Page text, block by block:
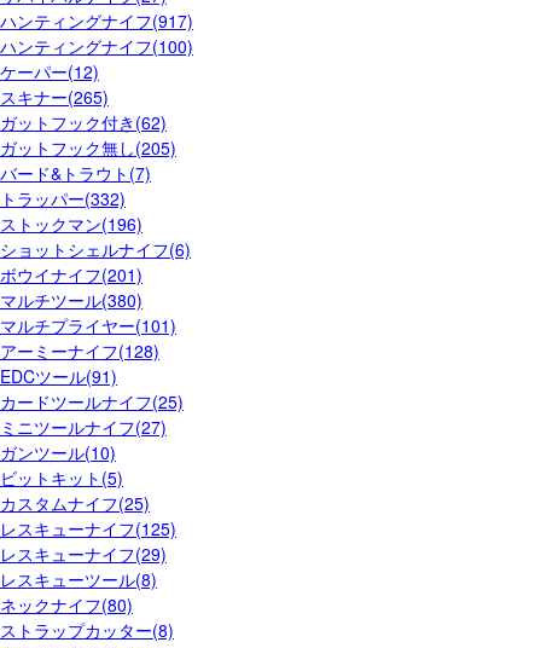
ハンティングナイフ(917)
ハンティングナイフ(100)
ケーパー(12)
スキナー(265)
ガットフック付き(62)
ガットフック無し(205)
バード&トラウト(7)
トラッパー(332)
ストックマン(196)
ショットシェルナイフ(6)
ボウイナイフ(201)
マルチツール(380)
マルチプライヤー(101)
アーミーナイフ(128)
EDCツール(91)
カードツールナイフ(25)
ミニツールナイフ(27)
ガンツール(10)
ビットキット(5)
カスタムナイフ(25)
レスキューナイフ(125)
レスキューナイフ(29)
レスキューツール(8)
ネックナイフ(80)
ストラップカッター(8)